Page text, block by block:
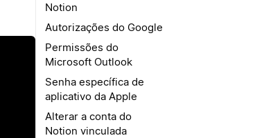
Notion
Autorizações do Google
Permissões do
Microsoft Outlook
Senha específica de
aplicativo da Apple
Alterar a conta do
Notion vinculada